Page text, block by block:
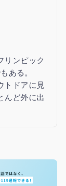
リンピック
ある。
トドアに見
んど外に出